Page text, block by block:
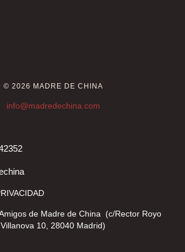
© 2026 MADRE DE CHINA
info@madredechina.com
de Madre de China (c/Rector Royo
Villanova 10, 28040 Madrid)